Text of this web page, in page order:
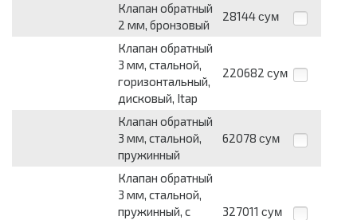
Клапан обратный
2 мм, бронзовый
28144 сум
Клапан обратный
3 мм, стальной,
горизонтальный,
дисковый, Itap
220682 сум
Клапан обратный
3 мм, стальной,
пружинный
62078 сум
Клапан обратный
3 мм, стальной,
пружинный, с
327011 сум